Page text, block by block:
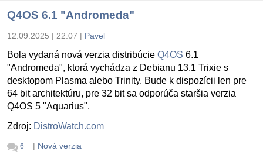
Q4OS 6.1 "Andromeda"
12.09.2025 | 22:07 | Pavel
Bola vydaná nová verzia distribúcie Q4OS 6.1
"Andromeda", ktorá vychádza z Debianu 13.1 Trixie s
desktopom Plasma alebo Trinity. Bude k dispozícii len pre
64 bit architektúru, pre 32 bit sa odporúča staršia verzia
Q4OS 5 "Aquarius".
Zdroj: DistroWatch.com
6 | Nová verzia